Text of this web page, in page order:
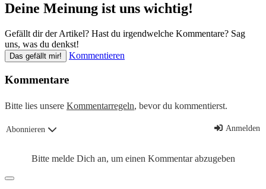
Deine Meinung ist uns wichtig!
Gefällt dir der Artikel? Hast du irgendwelche Kommentare? Sag
uns, was du denkst!
Das gefällt mir! Kommentieren
Kommentare
Bitte lies unsere Kommentarregeln, bevor du kommentierst.
Abonnieren Anmelden
Bitte melde Dich an, um einen Kommentar abzugeben